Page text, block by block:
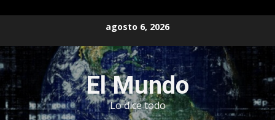
contenido
agosto 6, 2026
El Mundo
Lo dice todo